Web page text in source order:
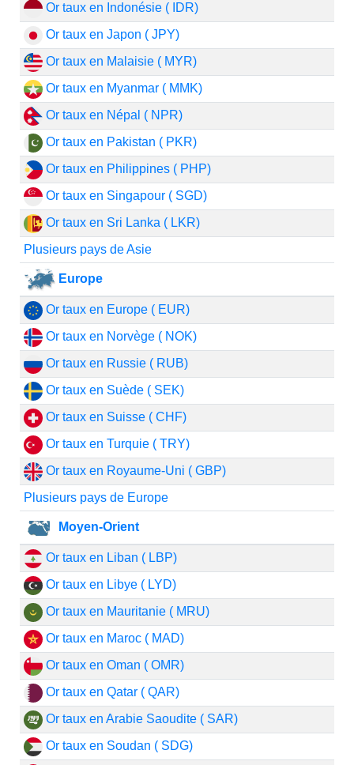
Or taux en Indonésie ( IDR)
Or taux en Japon ( JPY)
Or taux en Malaisie ( MYR)
Or taux en Myanmar ( MMK)
Or taux en Népal ( NPR)
Or taux en Pakistan ( PKR)
Or taux en Philippines ( PHP)
Or taux en Singapour ( SGD)
Or taux en Sri Lanka ( LKR)
Plusieurs pays de Asie
Europe
Or taux en Europe ( EUR)
Or taux en Norvège ( NOK)
Or taux en Russie ( RUB)
Or taux en Suède ( SEK)
Or taux en Suisse ( CHF)
Or taux en Turquie ( TRY)
Or taux en Royaume-Uni ( GBP)
Plusieurs pays de Europe
Moyen-Orient
Or taux en Liban ( LBP)
Or taux en Libye ( LYD)
Or taux en Mauritanie ( MRU)
Or taux en Maroc ( MAD)
Or taux en Oman ( OMR)
Or taux en Qatar ( QAR)
Or taux en Arabie Saoudite ( SAR)
Or taux en Soudan ( SDG)